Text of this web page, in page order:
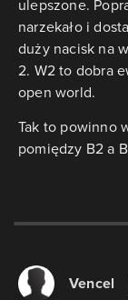
ulepszone.
narzekało i
duży nacisk na
2. W2 to dobra
open world.
Tak to powinno
pomiędzy B2 a
Vencel